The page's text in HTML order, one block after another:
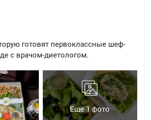
готовят первоклассные шеф-
с врачом-диетологом.
Еще 1 фото